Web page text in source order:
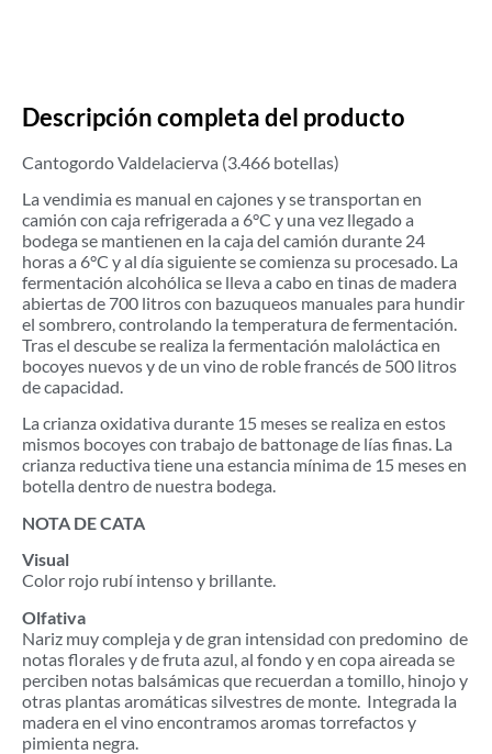
Descripción completa del producto
Cantogordo Valdelacierva (3.466 botellas)
La vendimia es manual en cajones y se transportan en
camión con caja refrigerada a 6°C y una vez llegado a
bodega se mantienen en la caja del camión durante 24
horas a 6°C y al día siguiente se comienza su procesado. La
fermentación alcohólica se lleva a cabo en tinas de madera
abiertas de 700 litros con bazuqueos manuales para hundir
el sombrero, controlando la temperatura de fermentación.
Tras el descube se realiza la fermentación maloláctica en
bocoyes nuevos y de un vino de roble francés de 500 litros
de capacidad.
La crianza oxidativa durante 15 meses se realiza en estos
mismos bocoyes con trabajo de battonage de lías finas. La
crianza reductiva tiene una estancia mínima de 15 meses en
botella dentro de nuestra bodega.
NOTA DE CATA
Visual
Color rojo rubí intenso y brillante.
Olfativa
Nariz muy compleja y de gran intensidad con predomino de
notas florales y de fruta azul, al fondo y en copa aireada se
perciben notas balsámicas que recuerdan a tomillo, hinojo y
otras plantas aromáticas silvestres de monte. Integrada la
madera en el vino encontramos aromas torrefactos y
pimienta negra.